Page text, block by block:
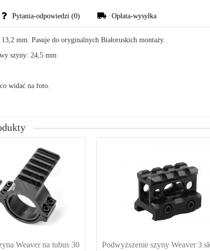
Pytania-odpowiedzi (0) Opłata-wysyłka
13,2 mm. Pasuje do oryginalnych Białoruskich montaży.
szyny: 24,5 mm
widać na foto.
Weaver na tubus 30
Podwyższenie szyny Weaver 3